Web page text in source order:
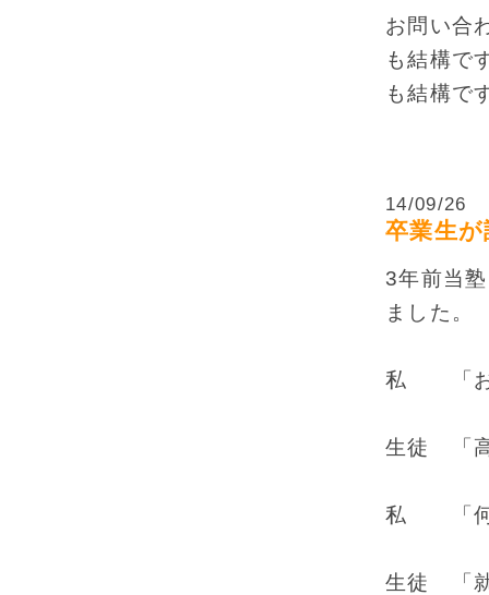
お問い合
も結構で
も結構で
14/09/26
卒業生
3年前当
ました。
私 「お
生徒 「
私 「何
生徒 「